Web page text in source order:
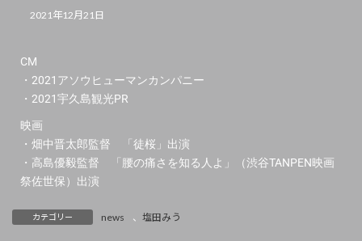
2021年12月21日
CM
・2021アソウヒューマンカンパニー
・2021宇久島観光PR
映画
・畑中晋太郎監督 「徒桜」出演
・高島優毅監督 「腰の痛さを知る人よ」（渋谷TANPEN映画
祭佐世保）出演
カテゴリー news 、 塩田みう